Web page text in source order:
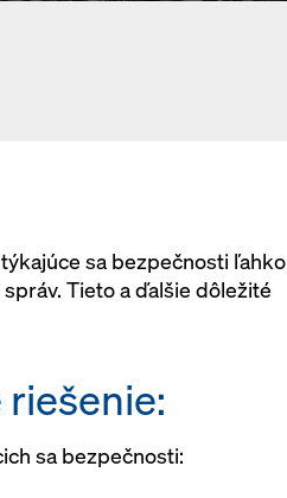
sa bezpečnosti ľahko
Tieto a ďalšie dôležité
sa bezpečnosti: